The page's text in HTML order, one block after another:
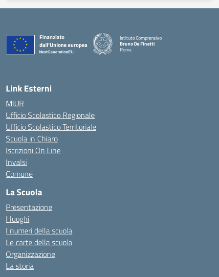
Istituto Comprensivo
Bruno De Finetti
Roma
Link Esterni
MIUR
Ufficio Scolastico Regionale
Ufficio Scolastico Territoriale
Scuola in Chiaro
Iscrizioni On Line
Invalsi
Comune
La Scuola
Presentazione
I luoghi
I numeri della scuola
Le carte della scuola
Organizzazione
La storia